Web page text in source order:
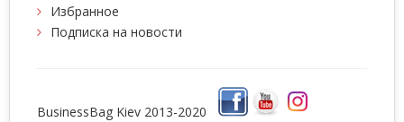
Избранное
Подписка на новости
BusinessBag Kiev 2013-2020